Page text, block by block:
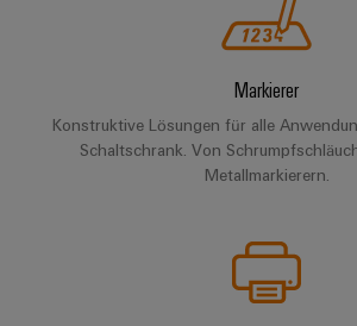
Markierer
Konstruktive Lösungen für alle
Schaltschrank. Von
Metallmarkierern.